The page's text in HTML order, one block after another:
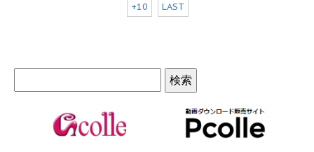
+10 LAST